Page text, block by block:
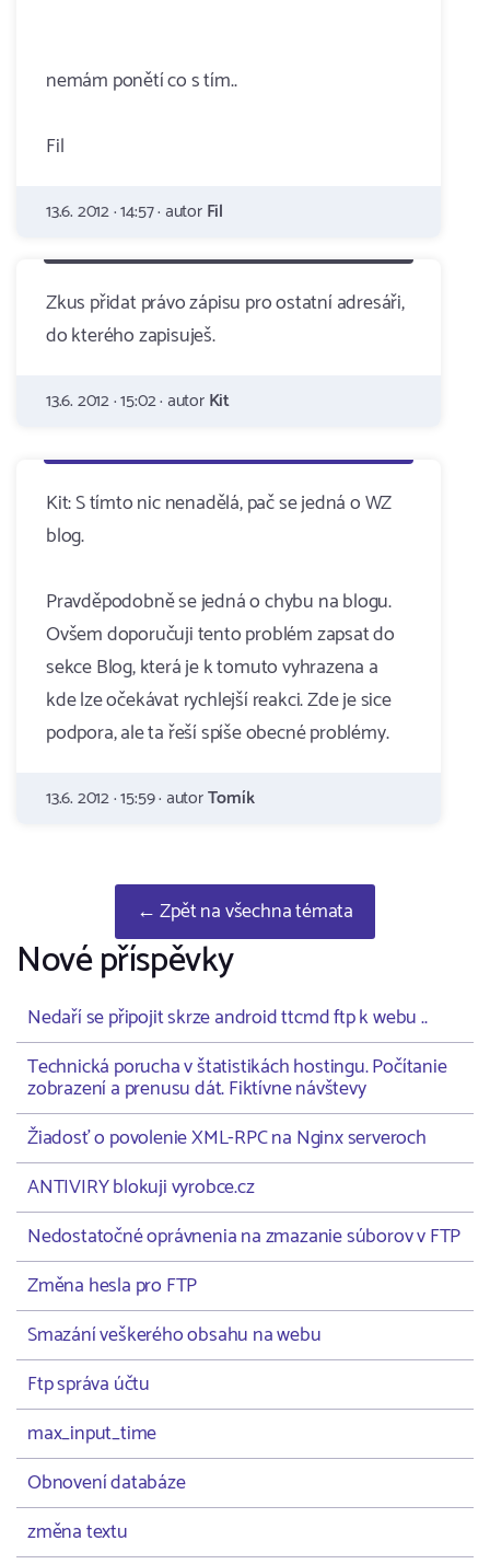
nemám ponětí co s tím..
Fil
13.6. 2012 · 14:57 · autorFil
Zkus přidat právo zápisu pro ostatní adresáři,
do kterého zapisuješ.
13.6. 2012 · 15:02 · autorKit
Kit: S tímto nic nenadělá, pač se jedná o WZ
blog.
Pravděpodobně se jedná o chybu na blogu.
Ovšem doporučuji tento problém zapsat do
sekce Blog, která je k tomuto vyhrazena a
kde lze očekávat rychlejší reakci. Zde je sice
podpora, ale ta řeší spíše obecné problémy.
13.6. 2012 · 15:59 · autorTomík
← Zpět na všechna témata
Nové příspěvky
Nedaří se připojit skrze android ttcmd ftp k webu ..
Technická porucha v štatistikách hostingu. Počítanie
zobrazení a prenusu dát. Fiktívne návštevy
Žiadosť o povolenie XML-RPC na Nginx serveroch
ANTIVIRY blokuji vyrobce.cz
Nedostatočné oprávnenia na zmazanie súborov v FTP
Změna hesla pro FTP
Smazání veškerého obsahu na webu
Ftp správa účtu
max_input_time
Obnovení databáze
změna textu